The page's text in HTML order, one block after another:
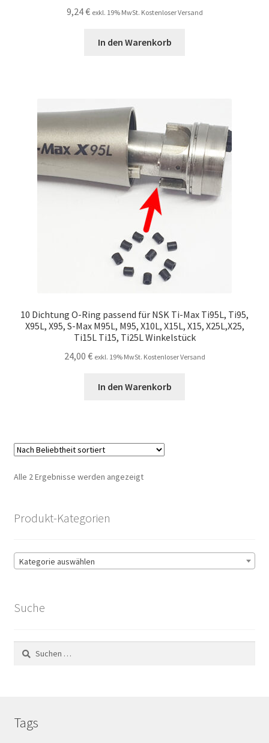
9,24€ exkl. 19% MwSt. Kostenloser Versand
In den Warenkorb
10 Dichtung O-Ring passend für NSK Ti-Max Ti95L, Ti95,
X95L, X95, S-Max M95L, M95, X10L, X15L, X15, X25L,X25,
Ti15L Ti15, Ti25L Winkelstück
24,00 € exkl. 19% MwSt. Kostenloser Versand
In den Warenkorb
Alle 2 Ergebnisse werden angezeigtNach
Produkt-Kategorien
Kategorie auswählen
Suche
Suchen
nach:
Tags